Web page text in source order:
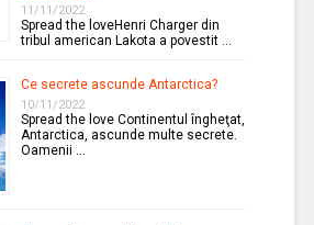
11/11/2022
Spread the loveHenri Charger din
tribul american Lakota a povestit …
Ce secrete ascunde Antarctica?
10/11/2022
Spread the love Continentul îngheţat,
Antarctica, ascunde multe secrete.
Oamenii …